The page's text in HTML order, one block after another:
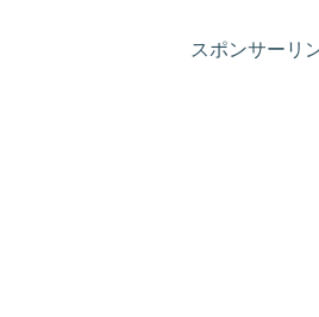
スポンサーリ